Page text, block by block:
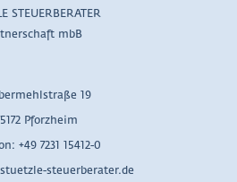
STEUERBERATER
mbB
19
Pforzheim
+49 7231 15412-0
steuerberater.de